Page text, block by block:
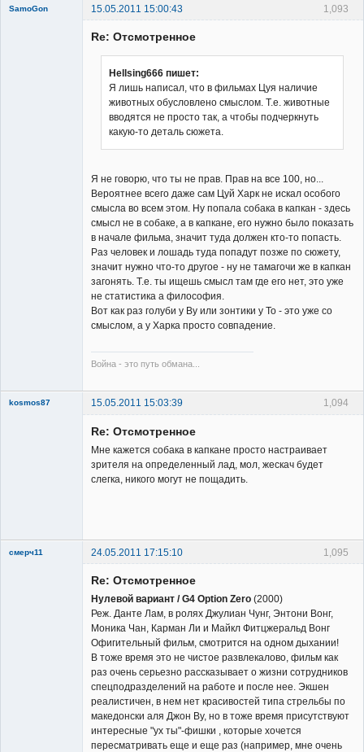
1,093
SamoGon 15.05.2011 15:00:43
Re: Отсмотренное
Hellsing666 пишет:
Я лишь написал, что в фильмах Цуя наличие
животных обусловлено смыслом. Т.е. животные
вводятся не просто так, а чтобы подчеркнуть
какую-то деталь сюжета.
Я не говорю, что ты не прав. Прав на все 100, но...
Вероятнее всего даже сам Цуй Харк не искал особого
смысла во всем этом. Ну попала собака в капкан - здесь
смысл не в собаке, а в капкане, его нужно было показать
в начале фильма, значит туда должен кто-то попасть.
Раз человек и лошадь туда попадут позже по сюжету,
значит нужно что-то другое - ну не тамагочи же в капкан
загонять. Т.е. ты ищешь смысл там где его нет, это уже
не статистика а философия.
Вот как раз голуби у Ву или зонтики у То - это уже со
смыслом, а у Харка просто совпадение.
Война - это путь обмана...
1,094
kosmos87 15.05.2011 15:03:39
Re: Отсмотренное
Мне кажется собака в капкане просто настраивает
зрителя на определенный лад, мол, жескач будет
слегка, никого могут не пощадить.
1,095
смерч11
24.05.2011 17:15:10
Re: Отсмотренное
Нулевой вариант / G4 Option Zero (2000)
Реж. Данте Лам, в ролях Джулиан Чунг, Энтони Вонг,
Моника Чан, Карман Ли и Майкл Фитцжеральд Вонг
Офигительный фильм, смотрится на одном дыхании!
В тоже время это не чистое развлекалово, фильм как
раз очень серьезно рассказывает о жизни сотрудников
спецподразделений на работе и после нее. Экшен
реалистичен, в нем нет красивостей типа стрельбы по
македонски аля Джон Ву, но в тоже время присутствуют
интересные "ух ты"-фишки , которые хочется
пересматривать еще и еще раз (например, мне очень